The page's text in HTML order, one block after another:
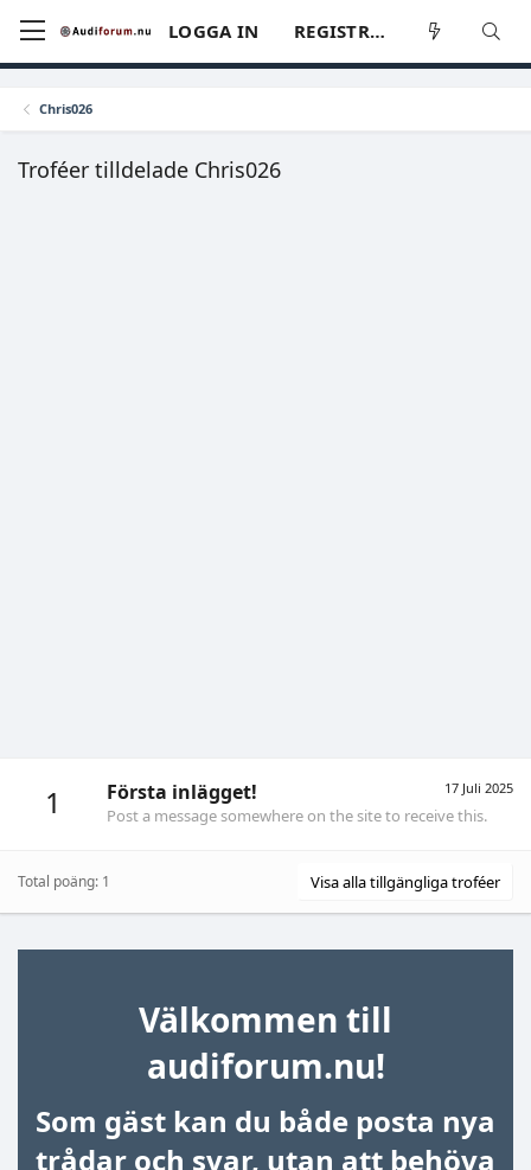
LOGGA IN REGISTRERA
Chris026
Troféer tilldelade Chris026
1 17 Juli 2025
Första inlägget!
Post a message somewhere on the site to receive this.
Total poäng: 1 Visa alla tillgängliga troféer
Välkommen till
audiforum.nu!
Som gäst kan du både posta nya
trådar och svar, utan att behöva